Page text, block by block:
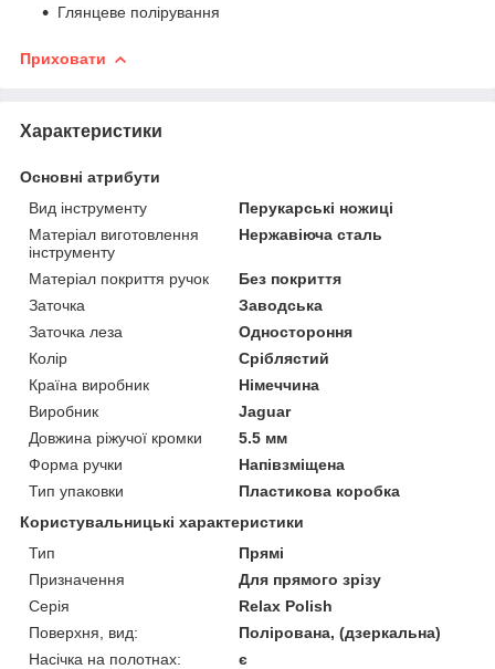
Глянцеве полірування
Приховати
Характеристики
Основні атрибути
Вид інструменту
Перукарські ножиці
Матеріал виготовлення
інструменту
Нержавіюча сталь
Матеріал покриття ручок
Без покриття
Заточка
Заводська
Заточка леза
Одностороння
Колір
Сріблястий
Країна виробник
Німеччина
Виробник
Jaguar
Довжина ріжучої кромки
5.5 мм
Форма ручки
Напівзміщена
Тип упаковки
Пластикова коробка
Користувальницькі характеристики
Тип
Прямі
Призначення
Для прямого зрізу
Серія
Relax Polish
Поверхня, вид:
Полірована, (дзеркальна)
Насічка на полотнах:
є